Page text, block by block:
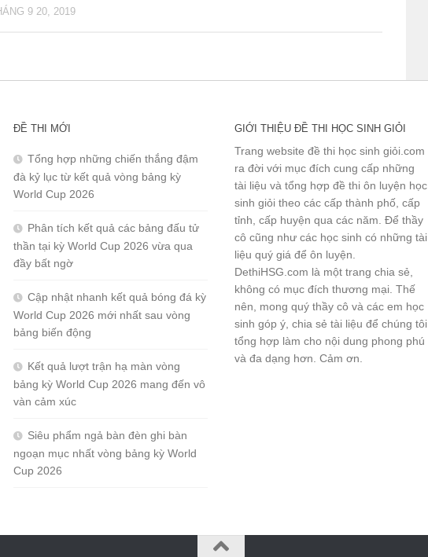
9 20, 2019
ĐỀ THI MỚI
Tổng hợp những chiến thắng đậm
đà kỷ lục từ kết quả vòng bảng kỳ
World Cup 2026
Phân tích kết quả các bảng đấu tử
thần tại kỳ World Cup 2026 vừa qua
đầy bất ngờ
Cập nhật nhanh kết quả bóng đá kỳ
World Cup 2026 mới nhất sau vòng
bảng biến động
Kết quả lượt trận hạ màn vòng
bảng kỳ World Cup 2026 mang đến vô
vàn cảm xúc
Siêu phẩm ngả bàn đèn ghi bàn
ngoạn mục nhất vòng bảng kỳ World
Cup 2026
GIỚI THIỆU ĐỀ THI HỌC SINH GIỎI
Trang website đề thi học sinh giỏi.com
ra đời với mục đích cung cấp những
tài liệu và tổng hợp đề thi ôn luyện học
sinh giỏi theo các cấp thành phố, cấp
tỉnh, cấp huyện qua các năm. Để thầy
cô cũng như các học sinh có những tài
liệu quý giá để ôn luyện.
DethiHSG.com là một trang chia sẻ,
không có mục đích thương mại. Thế
nên, mong quý thầy cô và các em học
sinh góp ý, chia sẻ tài liệu để chúng tôi
tổng hợp làm cho nội dung phong phú
và đa dạng hơn. Cảm ơn.